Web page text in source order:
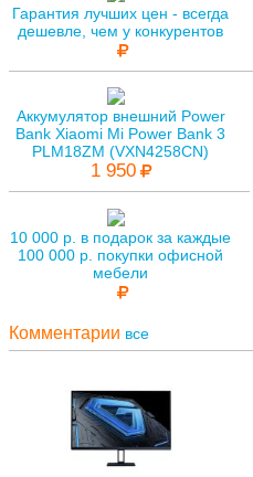
Гарантия лучших цен - всегда
дешевле, чем у конкурентов
Аккумулятор внешний Power
Bank Xiaomi Mi Power Bank 3
PLM18ZM (VXN4258CN)
1 950
10 000 р. в подарок за каждые
100 000 р. покупки офисной
мебели
Комментарии все